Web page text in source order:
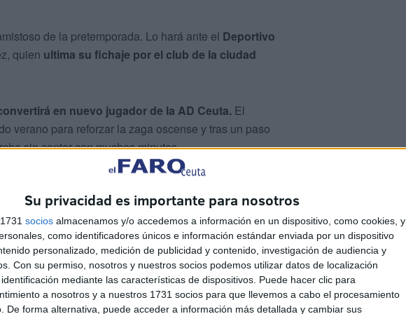
Su privacidad es importante para nosotros
socios almacenamos y/o accedemos a información en un dispositivo, como cookies, y
como identificadores únicos e información estándar enviada por un dispositivo
personalizado, medición de publicidad y contenido, investigación de audiencia y
Con su permiso, nosotros y nuestros socios podemos utilizar datos de localización
mediante las características de dispositivos. Puede hacer clic para
a nosotros y a nuestros 1731 socios para que llevemos a cabo el procesamiento
De forma alternativa, puede acceder a información más detallada y cambiar sus
de la pretemporada. Lo hará ante el Deportivo
quien ultima su fichaje por el club de la ciudad
en nuevo jugador de la AD Ceuta. El
verano para reforzar la zaga oscense y tras un paso
sin contar con muchos minutos.
en Segunda División ya que ha jugado en equipos